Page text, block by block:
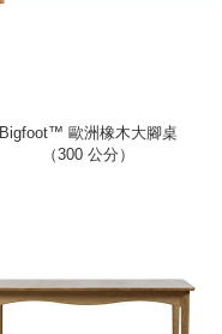
Bigfoot™ 歐洲橡木大腳桌
（300 公分）